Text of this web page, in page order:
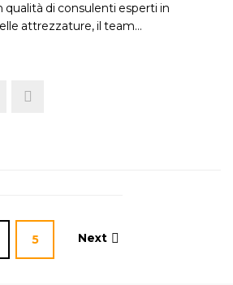
qualità di consulenti esperti in
attrezzature, il team…
5 Next